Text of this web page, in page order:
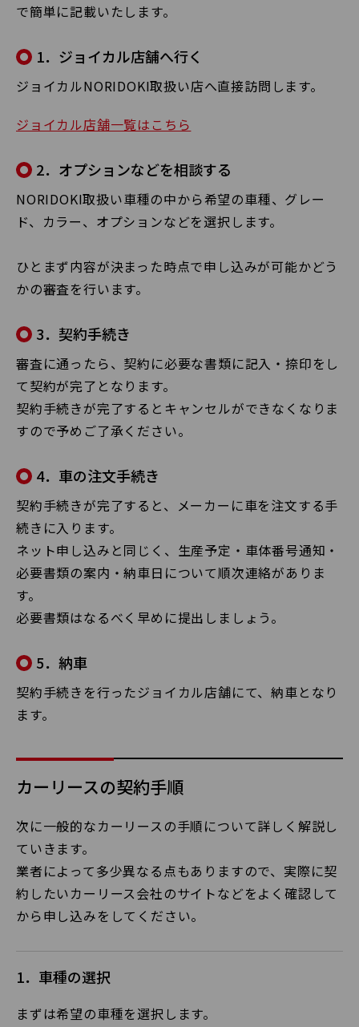
で簡単に記載いたします。
1．ジョイカル店舗へ行く
ジョイカルNORIDOKI取扱い店へ直接訪問します。
ジョイカル店舗一覧はこちら
2．オプションなどを相談する
NORIDOKI取扱い車種の中から希望の車種、グレー
ド、カラー、オプションなどを選択します。
ひとまず内容が決まった時点で申し込みが可能かどう
かの審査を行います。
3．契約手続き
審査に通ったら、契約に必要な書類に記入・捺印をし
て契約が完了となります。
契約手続きが完了するとキャンセルができなくなりま
すので予めご了承ください。
4．車の注文手続き
契約手続きが完了すると、メーカーに車を注文する手
続きに入ります。
ネット申し込みと同じく、生産予定・車体番号通知・
必要書類の案内・納車日について順次連絡がありま
す。
必要書類はなるべく早めに提出しましょう。
5．納車
契約手続きを行ったジョイカル店舗にて、納車となり
ます。
カーリースの契約手順
次に一般的なカーリースの手順について詳しく解説し
ていきます。
業者によって多少異なる点もありますので、実際に契
約したいカーリース会社のサイトなどをよく確認して
から申し込みをしてください。
1．車種の選択
まずは希望の車種を選択します。